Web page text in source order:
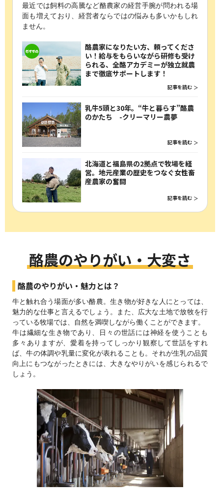
最近では飼料の高騰など酪農家の経営手腕が問われる場
面も増えており、 経営者ならではの悩みも多いかもしれ
ません。
酪農家になりたい方、頼ってくださ
い！給与をもらいながら研修も受け
られる、全酪アカデミーが独立就農
まで徹底サポートします！
記事を読む
乳⽜5頭と30年。“牛と暮らす”酪農
のかたち -クリーマリー農夢
記事を読む
北海道と福島県の2拠点で牧場を経
営。地元産業の歴史をつなぐ女性畜
産農家の奮闘
記事を読む
酪農のやりがい・大変さ
酪農のやりがい・魅力とは？
牛と触れ合う場面が多い酪農。生き物が好きな人にとっては、
魅力的な仕事と言えるでしょう。また、広大な土地で放牧を行
っている牧場では、自然を満喫しながら働くことができます。
牛は繊細な生き物であり、日々の世話には神経を使うことも
多々ありますが、愛着を持ってしっかり観察して世話をすれ
ば、牛の体調や乳量に変化が表れることも。それが生乳の品質
向上にもつながったときには、大きなやりがいを感じられるで
しょう。